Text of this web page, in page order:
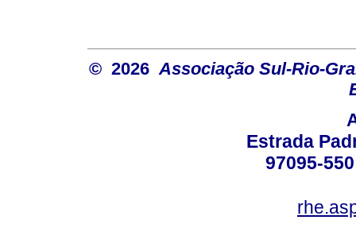
© 2026 Associação Sul-Rio-
Estrada
97095-